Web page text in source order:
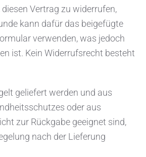
Vertrag zu widerrufen,
kann dafür das beigefügte
verwenden, was jedoch
ist. Kein Widerrufsrecht besteht
geliefert werden und aus
oder aus
zur Rückgabe geeignet sind,
nach der Lieferung